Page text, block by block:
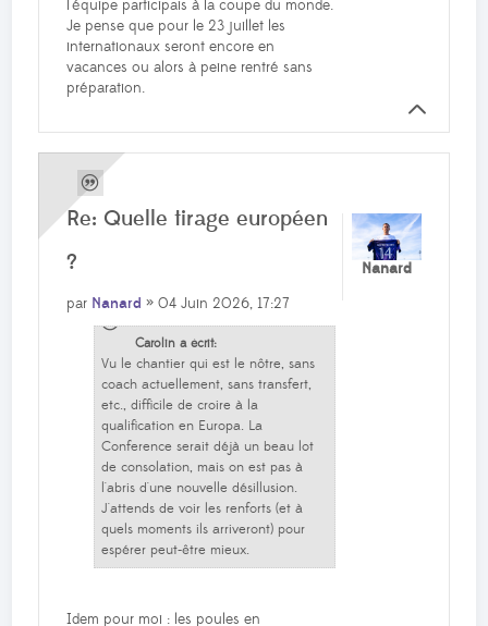
l'équipe participais à la coupe du monde.
Je pense que pour le 23 juillet les
internationaux seront encore en
vacances ou alors à peine rentré sans
préparation.
Re: Quelle tirage européen
?
par Nanard » 04 Juin 2026, 17:27
Carolin a écrit:
Vu le chantier qui est le nôtre, sans
coach actuellement, sans transfert,
etc., difficile de croire à la
qualification en Europa. La
Conference serait déjà un beau lot
de consolation, mais on est pas à
l'abris d'une nouvelle désillusion.
J'attends de voir les renforts (et à
quels moments ils arriveront) pour
espérer peut-être mieux.
Idem pour moi : les poules en
Nanard